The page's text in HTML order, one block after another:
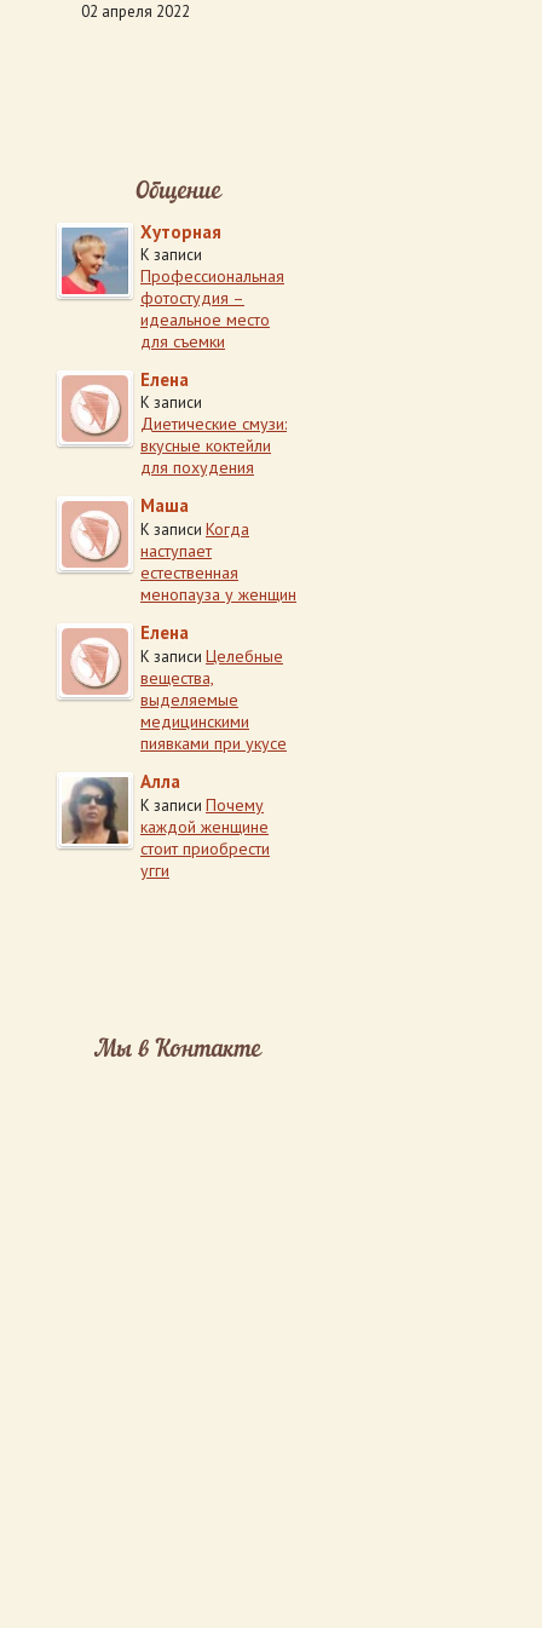
02 апреля 2022
Общение
Хуторная
К записи
Профессиональная
фотостудия –
идеальное место
для съемки
Елена
К записи
Диетические смузи:
вкусные коктейли
для похудения
Маша
К записи Когда
наступает
естественная
менопауза у женщин
Елена
К записи Целебные
вещества,
выделяемые
медицинскими
пиявками при укусе
Алла
К записи Почему
каждой женщине
стоит приобрести
угги
Мы в Контакте